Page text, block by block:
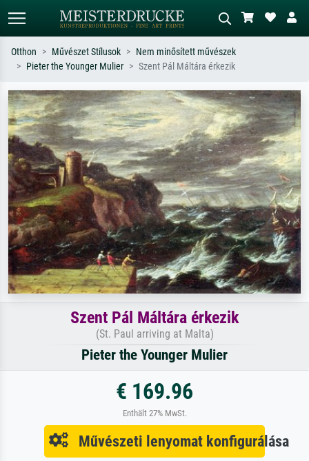
Keressen művész, műcím vagy stílus
szerint – pl. Monet, Csillagos éj,
impresszionizmus, Hokusai-hullám,
akt.
Írja le a jelenetet – pl. zöld rét, sok
piros absztrakt, sötét olajkép, álló akt
egy fa mellett.
Otthon Művészet Stílusok
Nem minősített művészek
Pieter the Younger Mulier
Szent Pál Máltára érkezik
Szent Pál Máltára érkezik
(St. Paul arriving at Malta)
Pieter the Younger Mulier
€ 169.96
Enthält 27% MwSt.
Művészeti lenyomat konfigurálása